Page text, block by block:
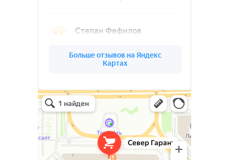
Север Гарант Групп
Металлоконструкции в Санкт‑Петербурге
Металлообработка в Санкт‑Петербурге
Ваш надёжный партнёр в реализации
уникальных проектов. Наша команда
опытных специалистов, готова